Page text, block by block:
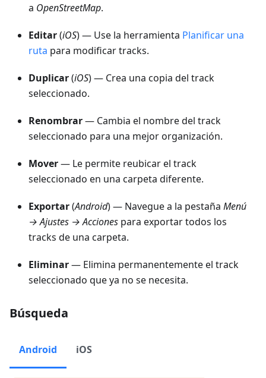
a OpenStreetMap.
Editar(iOS) — Use la herramienta Planificar una
ruta para modificar tracks.
Duplicar(iOS) — Crea una copia del track
seleccionado.
Renombrar— Cambia el nombre del track
seleccionado para una mejor organización.
Mover— Le permite reubicar el track
seleccionado en una carpeta diferente.
Exportar(Android) — Navegue a la pestaña Menú
→ Ajustes → Acciones para exportar todos los
tracks de una carpeta.
Eliminar— Elimina permanentemente el track
seleccionado que ya no se necesita.
Búsqueda
Android iOS